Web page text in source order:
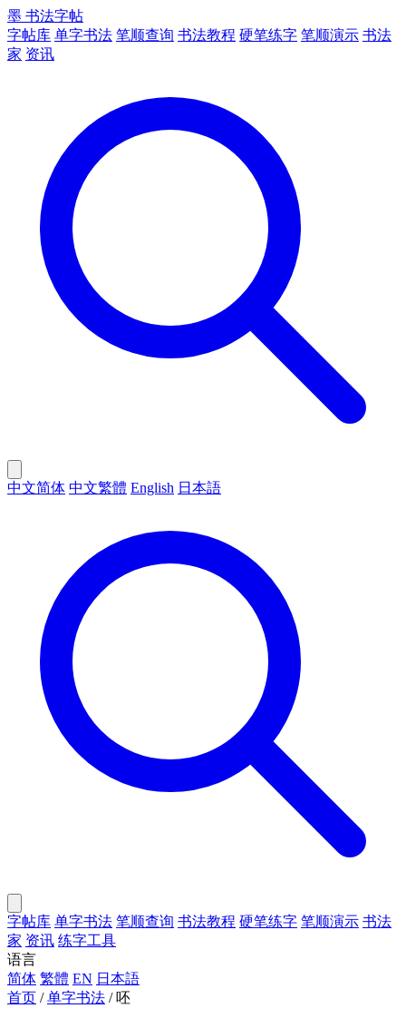
墨 书法字帖
字帖库 单字书法 笔顺查询 书法教程 硬笔练字 笔顺演示 书法
家 资讯
中文简体 中文繁體 English 日本語
字帖库 单字书法 笔顺查询 书法教程 硬笔练字 笔顺演示 书法
家 资讯 练字工具
语言
简体 繁體 EN 日本語
首页 / 单字书法 / 呸